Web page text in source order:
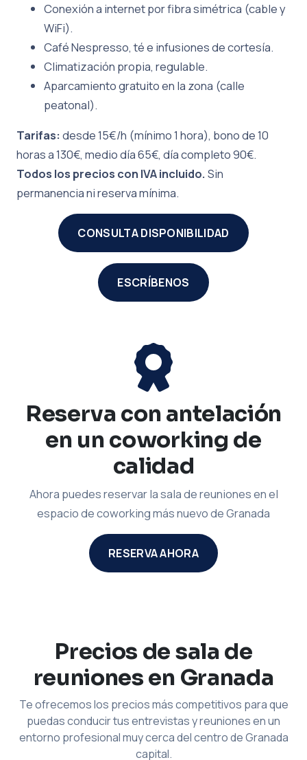
Conexión a internet por fibra simétrica (cable y
WiFi).
Café Nespresso, té e infusiones de cortesía.
Climatización propia, regulable.
Aparcamiento gratuito en la zona (calle
peatonal).
Tarifas: desde 15€/h (mínimo 1 hora), bono de 10
horas a 130€, medio día 65€, día completo 90€.
Todos los precios con IVA incluido. Sin
permanencia ni reserva mínima.
CONSULTA DISPONIBILIDAD
ESCRÍBENOS
Reserva con antelación
en un coworking de
calidad
Ahora puedes reservar la sala de reuniones en el
espacio de coworking más nuevo de Granada
RESERVA AHORA
Precios de sala de
reuniones en Granada
Te ofrecemos los precios más competitivos para que
puedas conducir tus entrevistas y reuniones en un
entorno profesional muy cerca del centro de Granada
capital.